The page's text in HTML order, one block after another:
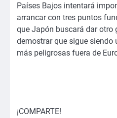
Países Bajos intentará
arrancar con tres puntos
que Japón buscará dar otro
demostrar que sigue siendo
más peligrosas fuera de
¡COMPARTE!